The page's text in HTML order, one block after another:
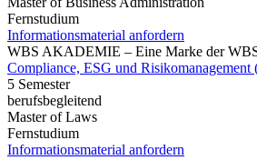
Fernstudium
Informationsmaterial anfordern
WBS AKADEMIE – Eine Marke der
Compliance, ESG und
5 Semester
berufsbegleitend
Master of Laws
Fernstudium
Informationsmaterial anfordern